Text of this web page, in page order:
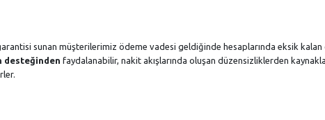
sunan müşterilerimiz ödeme vadesi geldiğinde hesaplarında eksik kalan
desteğinden faydalanabilir, nakit akışlarında oluşan düzensizliklerden